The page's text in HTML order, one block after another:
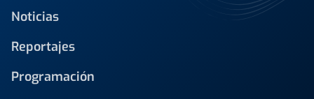
Noticias
Reportajes
Programación